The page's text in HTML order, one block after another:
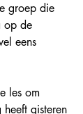
groep die
op de
eens
les om
gisteren